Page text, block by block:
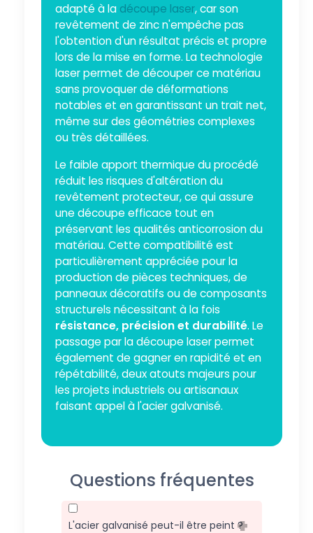
adapté à la découpe laser, car son
revêtement de zinc n'empêche pas
l'obtention d'un résultat précis et propre
lors de la mise en forme. La technologie
laser permet de découper ce matériau
sans provoquer de déformations
notables et en garantissant un trait net,
même sur des géométries complexes
ou très détaillées.
Le faible apport thermique du procédé
réduit les risques d'altération du
revêtement protecteur, ce qui assure
une découpe efficace tout en
préservant les qualités anticorrosion du
matériau. Cette compatibilité est
particulièrement appréciée pour la
production de pièces techniques, de
panneaux décoratifs ou de composants
structurels nécessitant à la fois
résistance, précision et durabilité. Le
passage par la découpe laser permet
également de gagner en rapidité et en
répétabilité, deux atouts majeurs pour
les projets industriels ou artisanaux
faisant appel à l'acier galvanisé.
Questions fréquentes
L'acier galvanisé peut-il être peint ?